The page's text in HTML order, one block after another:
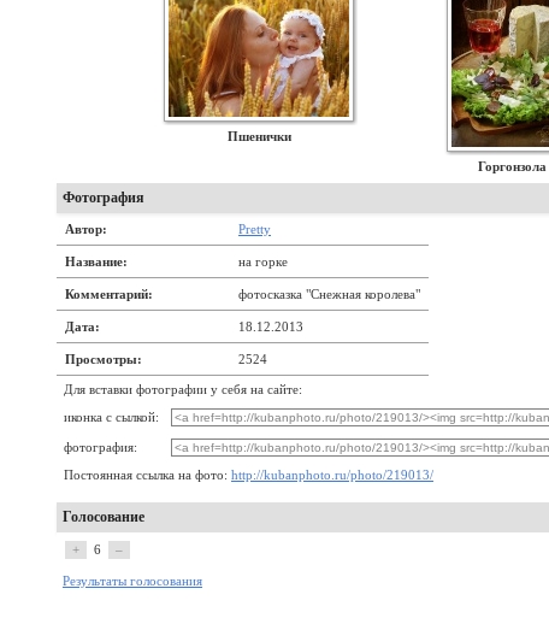
Пшенички
Горгонзола
Фотография
Автор: Pretty
Название: на горке
Комментарий: фотосказка "Снежная королева"
Дата: 18.12.2013
Просмотры: 2524
Для вставки фотографии у себя на сайте:
иконка с сылкой:
фотография:
Постоянная ссылка на фото: http://kubanphoto.ru/photo/219013/
Голосование
+ 6 –
Результаты голосования